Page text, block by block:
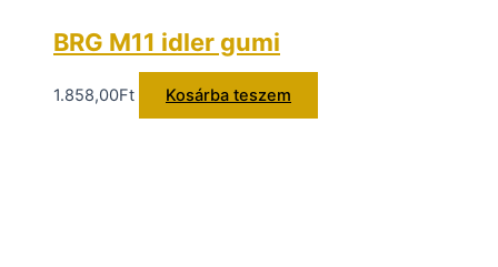
BRG M11 idler gumi
1.858,00Ft Kosárba teszem